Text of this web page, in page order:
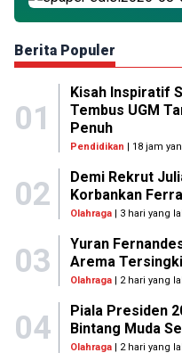
Berita Populer
01
Kisah Inspiratif
Tembus UGM
Penuh
Pendidikan | 18 jam
02
Demi Rekrut
Korbankan
Olahraga| 3 hari yang
03
Yuran
Arema
Olahraga| 2 hari yang
04
Piala Presiden
Bintang Muda
Olahraga| 2 hari yang